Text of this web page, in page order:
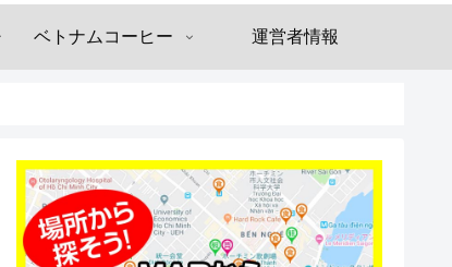
ベトナムコーヒー 運営者情報